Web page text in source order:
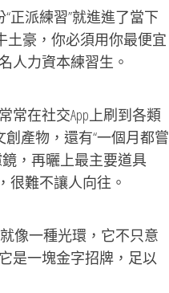
派練習”就進進了當下
土豪，你必須用你最便宜
人力資本練習生。
在社交App上刷到各類
產物，還有“一個月都嘗
，再曬上最主要道具
很難不讓人向往。
像一種光環，它不只意
是一塊金字招牌，足以